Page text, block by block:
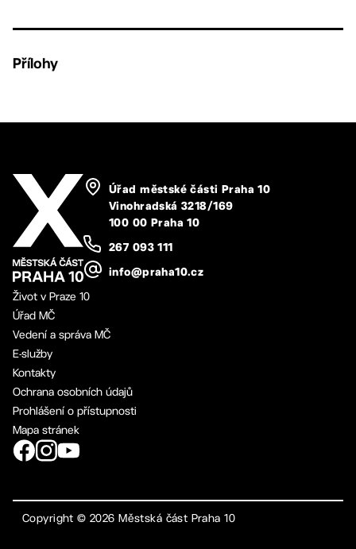
Přílohy
Úřad městské části Praha 10
Vinohradská 3218/169
100 00 Praha 10
267 093 111
info@praha10.cz
Život v Praze 10
Úřad MČ
Vedení a správa MČ
E-služby
Kontakty
Ochrana osobních údajů
Prohlášení o přístupnosti
Mapa stránek
Copyright ©2026 Městská část Praha 10